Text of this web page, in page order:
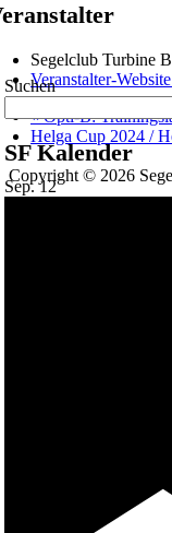
Segelclub Turbine
Veranstalter-
«Opti-B:
Helga Cup 2024 /
Suchen
SF Kalender
Sep.12
Copyright © 2026